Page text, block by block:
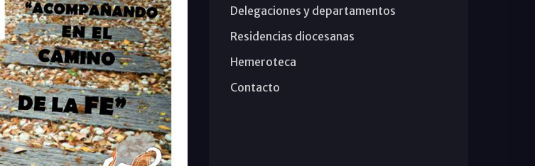
Delegaciones y departamentos
Residencias diocesanas
Hemeroteca
Contacto